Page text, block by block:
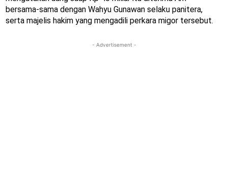
bersama-sama dengan Wahyu Gunawan selaku panitera,
serta majelis hakim yang mengadili perkara migor tersebut.
- Advertisement -